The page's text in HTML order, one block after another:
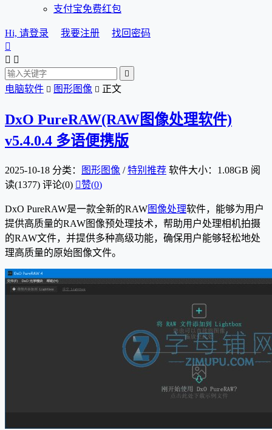
支付宝免费红包
Hi, 请登录 我要注册
找回密码

 

电脑软件  图形图像  正文
DxO PureRAW(RAW图像处理软件)
v5.4.0.4 多语便携版
2025-10-18 分类： 图形图像 /特别推荐 软件大小：1.08GB 阅
读(1377) 评论(0) 赞(0)
DxO PureRAW是一款全新的RAW图像处理软件，能够为用户
提供高质量的RAW图像预处理技术，帮助用户处理相机拍摄
的RAW文件，并提供多种高级功能，确保用户能够轻松地处
理高质量的原始图像文件。